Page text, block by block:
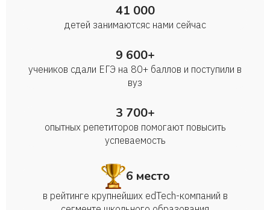
41 000
детей занимаются с нами сейчас
9 600+
учеников сдали ЕГЭ на 80+ баллов и поступили в
вуз
3 700+
опытных репетиторов помогают повысить
успеваемость
6 место
в рейтинге крупнейших edTech-компаний в